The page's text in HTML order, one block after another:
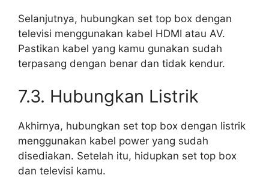
Selanjutnya, hubungkan set top box dengan
televisi menggunakan kabel HDMI atau AV.
Pastikan kabel yang kamu gunakan sudah
terpasang dengan benar dan tidak kendur.
7.3. Hubungkan Listrik
Akhirnya, hubungkan set top box dengan listrik
menggunakan kabel power yang sudah
disediakan. Setelah itu, hidupkan set top box
dan televisi kamu.